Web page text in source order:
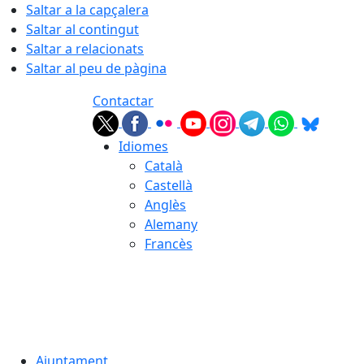
Saltar a la capçalera
Saltar al contingut
Saltar a relacionats
Saltar al peu de pàgina
Contactar
Idiomes
Català
Castellà
Anglès
Alemany
Francès